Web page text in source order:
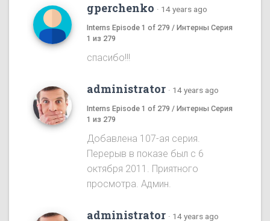
gperchenko · 14 years ago
Interns Episode 1 of 279 / Интерны Серия
1 из 279
спасибо!!!
administrator · 14 years ago
Interns Episode 1 of 279 / Интерны Серия
1 из 279
Добавлена 107-ая серия.
Перерыв в показе был с 6
октября 2011. Приятного
просмотра. Админ.
administrator · 14 years ago